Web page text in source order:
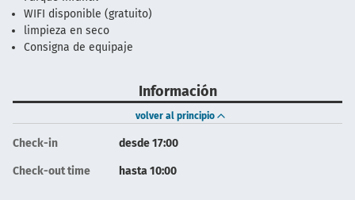
WIFI disponible (gratuito)
limpieza en seco
Consigna de equipaje
Información
volver al principio
Check-in desde 17:00
Check-out time hasta 10:00